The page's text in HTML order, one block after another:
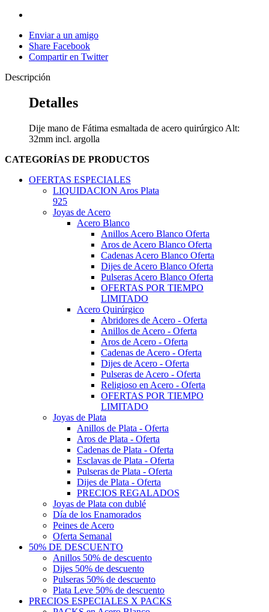
Enviar a un amigo
Share Facebook
Compartir en Twitter
Descripción
Detalles
Dije mano de Fátima esmaltada de acero quirúrgico Alt:
32mm incl. argolla
CATEGORÍAS DE PRODUCTOS
OFERTAS ESPECIALES
LIQUIDACION Aros Plata
925
Joyas de Acero
Acero Blanco
Anillos Acero Blanco Oferta
Aros de Acero Blanco Oferta
Cadenas Acero Blanco Oferta
Dijes de Acero Blanco Oferta
Pulseras Acero Blanco Oferta
OFERTAS POR TIEMPO
LIMITADO
Acero Quirúrgico
Abridores de Acero - Oferta
Anillos de Acero - Oferta
Aros de Acero - Oferta
Cadenas de Acero - Oferta
Dijes de Acero - Oferta
Pulseras de Acero - Oferta
Religioso en Acero - Oferta
OFERTAS POR TIEMPO
LIMITADO
Joyas de Plata
Anillos de Plata - Oferta
Aros de Plata - Oferta
Cadenas de Plata - Oferta
Esclavas de Plata - Oferta
Pulseras de Plata - Oferta
Dijes de Plata - Oferta
PRECIOS REGALADOS
Joyas de Plata con dublé
Día de los Enamorados
Peines de Acero
Oferta Semanal
50% DE DESCUENTO
Anillos 50% de descuento
Dijes 50% de descuento
Pulseras 50% de descuento
Plata Leve 50% de descuento
PRECIOS ESPECIALES X PACKS